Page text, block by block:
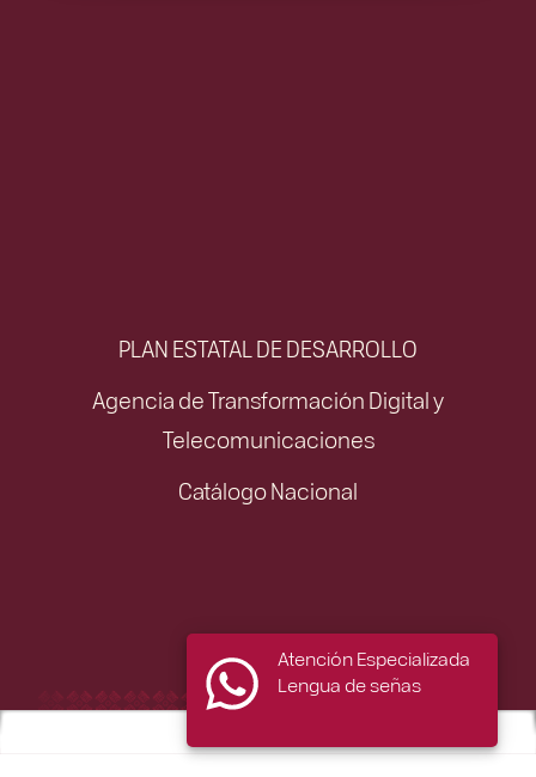
PLAN ESTATAL DE DESARROLLO
Agencia de Transformación Digital y
Telecomunicaciones
Catálogo Nacional
Atención Especializada
Lengua de señas